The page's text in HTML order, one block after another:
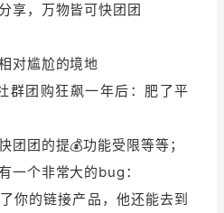
享，万物皆可快团团
对尴尬的境地
群团购狂飙一年后：肥了平
团团的提💰功能受限等等；
一个非常大的bug：
你的链接产品，他还能去到